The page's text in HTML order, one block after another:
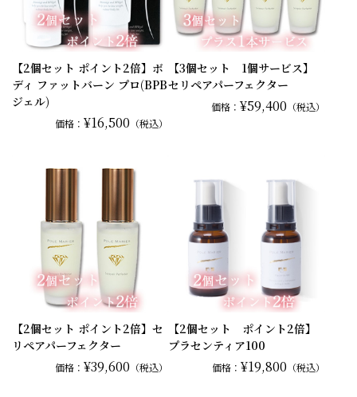
【2個セット ポイント2倍】ボ
ディ ファットバーン プロ(BPB
ジェル)
価格：¥16,500 （税込）
【3個セット 1個サービス】
セリペアパーフェクター
価格： ¥59,400 （税込）
【2個セット ポイント2倍】セ
リペアパーフェクター
価格：¥39,600 （税込）
【2個セット ポイント2倍】
プラセンティア100
価格： ¥19,800 （税込）